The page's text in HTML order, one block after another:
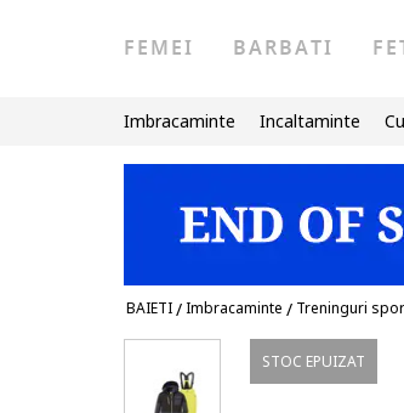
FEMEI BARBATI
Imbracaminte Incaltaminte
BAIETI/Imbracaminte / Treninguri
STOC EPUIZAT